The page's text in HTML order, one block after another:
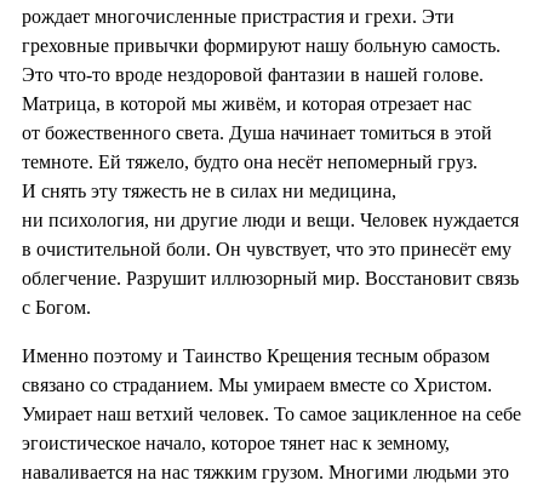
рождает многочисленные пристрастия и грехи. Эти
греховные привычки формируют нашу больную самость.
Это что-то вроде нездоровой фантазии в нашей голове.
Матрица, в которой мы живём, и которая отрезает нас
от божественного света. Душа начинает томиться в этой
темноте. Ей тяжело, будто она несёт непомерный груз.
И снять эту тяжесть не в силах ни медицина,
ни психология, ни другие люди и вещи. Человек нуждается
в очистительной боли. Он чувствует, что это принесёт ему
облегчение. Разрушит иллюзорный мир. Восстановит связь
с Богом.
Именно поэтому и Таинство Крещения тесным образом
связано со страданием. Мы умираем вместе со Христом.
Умирает наш ветхий человек. То самое зацикленное на себе
эгоистическое начало, которое тянет нас к земному,
наваливается на нас тяжким грузом. Многими людьми это